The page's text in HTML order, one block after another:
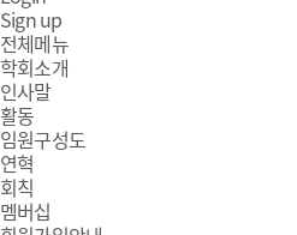
Sign up
전체메뉴
학회소개
인사말
활동
임원구성도
연혁
회칙
멤버십